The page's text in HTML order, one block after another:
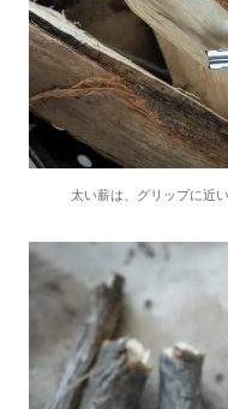
太い薪は、グリップに近